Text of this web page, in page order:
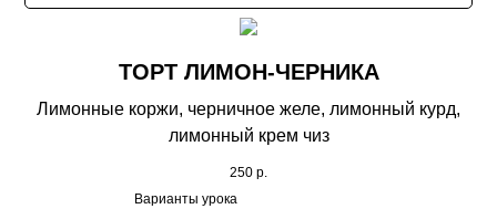
ТОРТ ЛИМОН-ЧЕРНИКА
Лимонные коржи, черничное желе, лимонный курд,
лимонный крем чиз
250 р.
Варианты урока